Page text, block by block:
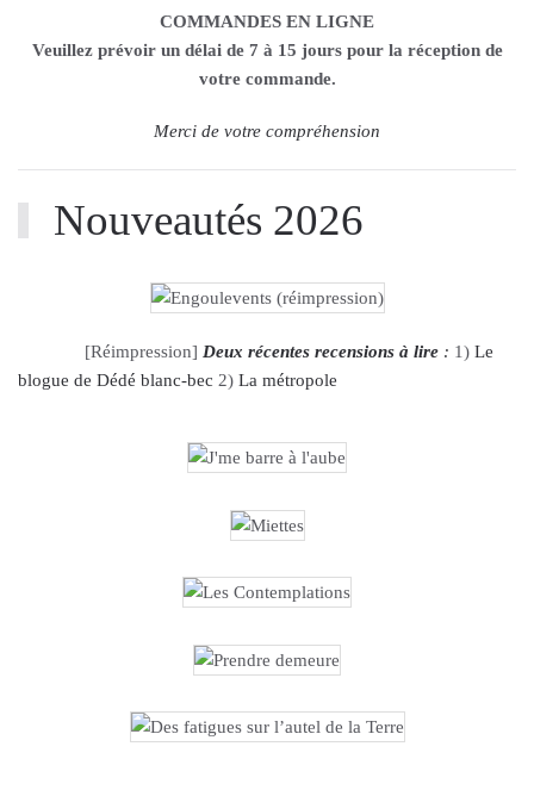
COMMANDES EN LIGNE
Veuillez prévoir un délai de 7 à 15 jours pour la réception de
votre commande.
Merci de votre compréhension
Nouveautés 2026
[Réimpression] Deux récentes recensions à lire : 1) Le
blogue de Dédé blanc-bec 2) La métropole